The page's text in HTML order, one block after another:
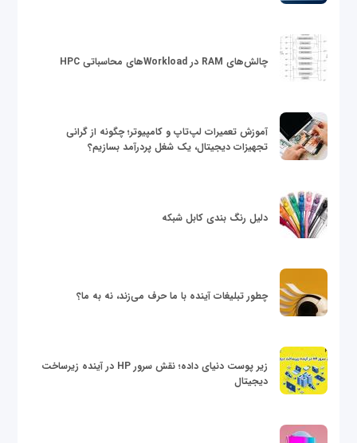
چالش‌های RAM در Workloadهای محاسباتی HPC
آموزش تعمیرات لپ‌تاپ و کامپیوتر؛ چگونه از گرانی
تجهیزات دیجیتال، یک شغل پردرآمد بسازیم؟
دلیل رنگ بندی کابل شبکه
چطور تبلیغات آینده با ما حرف می‌زند، نه به ما؟
زیر پوست دنیای داده؛ نقش سرور HP در آینده زیرساخت
دیجیتال